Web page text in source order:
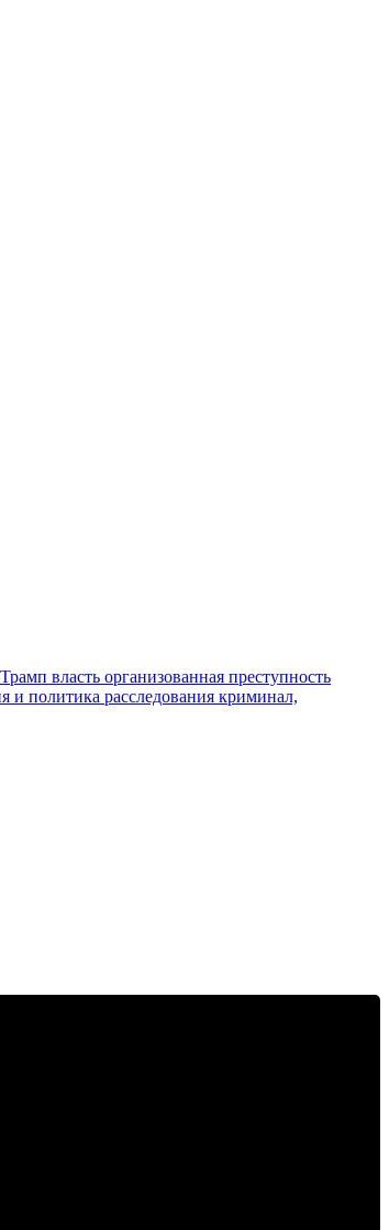
власть организованная преступность
и политика расследования криминал,